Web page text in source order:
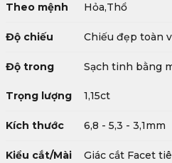
Theo mệnh Hỏa,Thổ
Độ chiếu Chiếu đẹp toàn
Độ trong Sạch tinh bằng
Trọng lượng 1,15ct
Kích thước 6,8 - 5,3 - 3,1mm
Kiểu cắt/Mài Giác cắt Facet